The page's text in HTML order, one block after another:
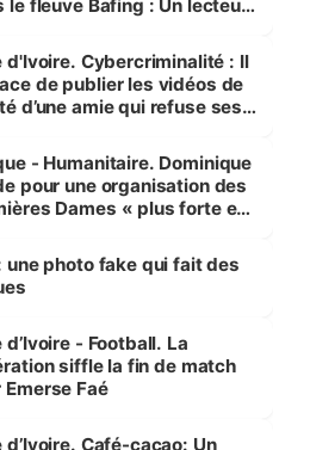
le fleuve Bafing : Un lecteur
d'Ivoire. Cybercriminalité : Il
de publier les vidéos de
d’une amie qui refuse ses
- Humanitaire. Dominique
pour une organisation des
Dames « plus forte et
scène internationale »
une photo fake qui fait des
d’Ivoire - Football. La
siffle la fin de match
Emerse Faé
d’Ivoire. Café-cacao: Un